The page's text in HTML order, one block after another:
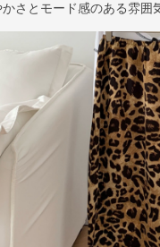
さとモード感のある雰囲